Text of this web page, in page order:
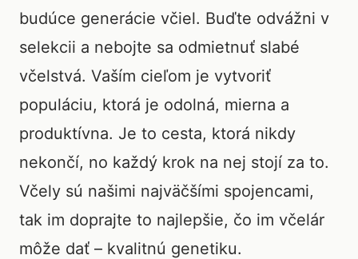
budúce generácie včiel. Buďte odvážni v
selekcii a nebojte sa odmietnuť slabé
včelstvá. Vaším cieľom je vytvoriť
populáciu, ktorá je odolná, mierna a
produktívna. Je to cesta, ktorá nikdy
nekončí, no každý krok na nej stojí za to.
Včely sú našimi najväčšími spojencami,
tak im doprajte to najlepšie, čo im včelár
môže dať – kvalitnú genetiku.